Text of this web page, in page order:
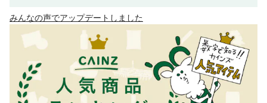
みんなの声でアップデートしました